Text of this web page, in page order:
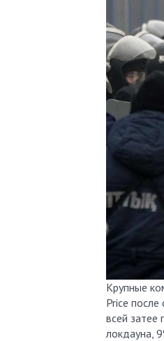
Крупные
Price
всей затее
локдауна,